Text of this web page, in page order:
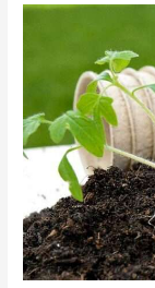
den
Zuhause